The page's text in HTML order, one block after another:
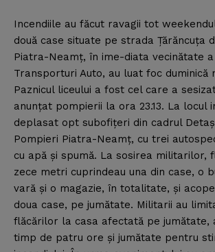
Incendiile au făcut ravagii tot
două case situate pe strada Ţărăncuţa
Piatra-Neamţ, în ime-diata vecinătate a
Transporturi Auto, au luat foc duminică
Paznicul liceului a fost cel care a
anunţat pompierii la ora 23.13. La locul
deplasat opt subofiţeri din cadrul
Pompieri Piatra-Neamţ, cu trei
cu apă şi spumă. La sosirea militarilor,
zece metri cuprindeau una din case, o
vară şi o magazie, în totalitate, şi
doua case, pe jumătate. Militarii au
flăcărilor la casa afectată pe jumătate,
timp de patru ore şi jumătate pentru